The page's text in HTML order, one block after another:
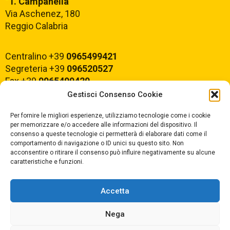
Gestisci Consenso Cookie
Per fornire le migliori esperienze, utilizziamo tecnologie come i cookie
per memorizzare e/o accedere alle informazioni del dispositivo. Il
consenso a queste tecnologie ci permetterà di elaborare dati come il
comportamento di navigazione o ID unici su questo sito. Non
acconsentire o ritirare il consenso può influire negativamente su alcune
caratteristiche e funzioni.
Accetta
Nega
Via Aschenez, 180
Reggio Calabria
Centralino +39 0965499421
Segreteria +39 096520527
Fax +390965499420
E-mail: rcvc010005@istruzione.it
PEC:rcvc010005@pec.istruzione.it
ORARIO DI APERTURA
Dal lunedì al Venerdì
dalle ore 07,00 alle ore 18,30